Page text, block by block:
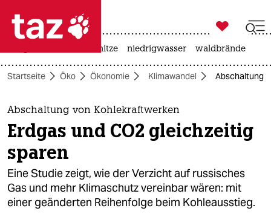
 taz zahl ich
taz zahl ich
themen
politik
öko
gesellschaft

taz zahl ich
hitze niedrigwasser waldbrände
Startseite Öko Ökonomie Klimawandel Abschaltung
Abschaltung von Kohlekraftwerken
Erdgas und CO2 gleichzeitig
sparen
Eine Studie zeigt, wie der Verzicht auf russisches
Gas und mehr Klimaschutz vereinbar wären: mit
einer geänderten Reihenfolge beim Kohleausstieg.